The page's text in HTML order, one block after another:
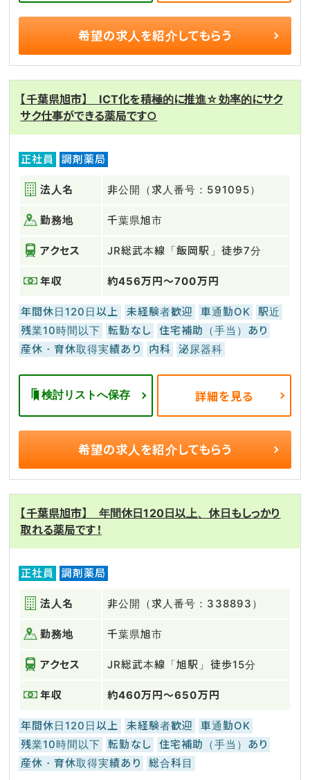
希望の求人を紹介してもらう
【千葉県旭市】 ICT化を積極的に推進☆効率的にサク
サク仕事ができる薬局です○
正社員 調剤薬局
法人名 非公開（求人番号：591095）
勤務地 千葉県旭市
アクセス JR総武本線「飯岡駅」徒歩7分
年収 約456万円～700万円
年間休日120日以上 未経験者歓迎 車通勤OK
駅近
残業10時間以下
転勤なし
住宅補助（手当）あり
産休・育休取得実績あり
内科 泌尿器科
検討リストへ保存 詳細を見る
希望の求人を紹介してもらう
【千葉県旭市】 年間休日120日以上、休日もしっかり
取れる薬局です！
正社員 調剤薬局
法人名 非公開（求人番号：338893）
勤務地 千葉県旭市
アクセス JR総武本線「旭駅」徒歩15分
年収 約460万円～650万円
年間休日120日以上 未経験者歓迎
車通勤OK
残業10時間以下
転勤なし
住宅補助（手当）あり
産休・育休取得実績あり
総合科目